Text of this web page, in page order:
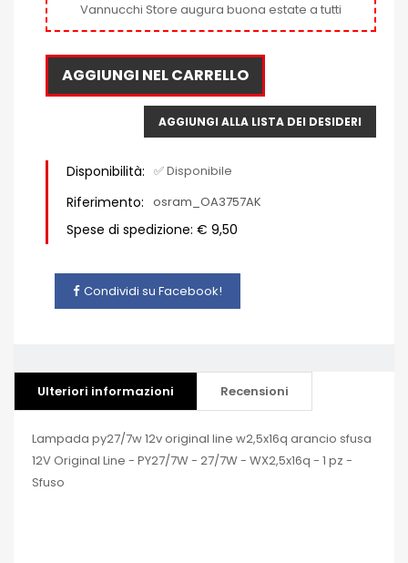
Vannucchi Store augura buona estate a tutti
AGGIUNGI NEL CARRELLO
AGGIUNGI ALLA LISTA DEI DESIDERI
Disponibilità: ✅ Disponibile
Riferimento: osram_OA3757AK
Spese di spedizione: € 9,50
Condividi su Facebook!
Ulteriori informazioni Recensioni
Lampada py27/7w 12v original line w2,5x16q arancio sfusa
12V Original Line - PY27/7W - 27/7W - WX2,5x16q - 1 pz -
Sfuso